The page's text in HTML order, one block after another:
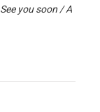
See you soon / A